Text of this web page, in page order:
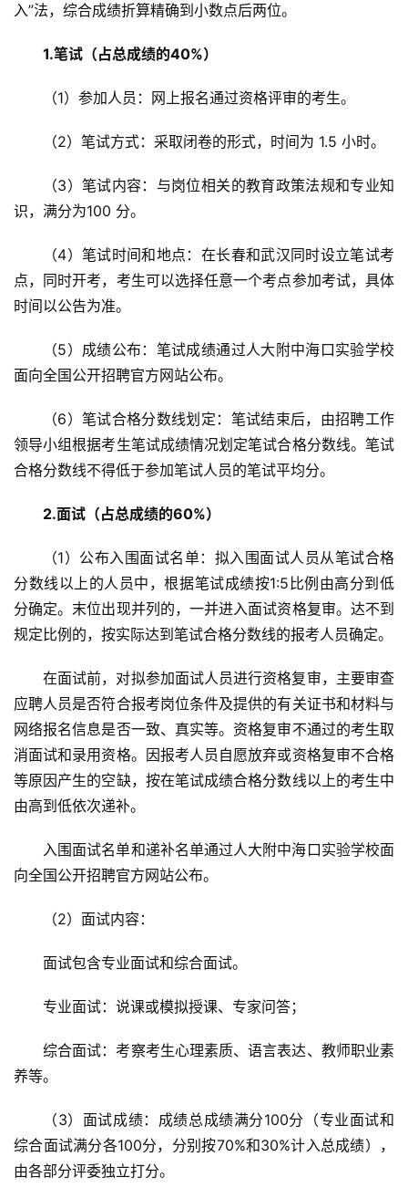
入”法，综合成绩折算精确到小数点后两位。
1.笔试（占总成绩的40%）
（1）参加人员：网上报名通过资格评审的考生。
（2）笔试方式：采取闭卷的形式，时间为 1.5 小时。
（3）笔试内容：与岗位相关的教育政策法规和专业知
识，满分为100 分。
（4）笔试时间和地点：在长春和武汉同时设立笔试考
点，同时开考，考生可以选择任意一个考点参加考试，具体
时间以公告为准。
（5）成绩公布：笔试成绩通过人大附中海口实验学校
面向全国公开招聘官方网站公布。
（6）笔试合格分数线划定：笔试结束后，由招聘工作
领导小组根据考生笔试成绩情况划定笔试合格分数线。笔试
合格分数线不得低于参加笔试人员的笔试平均分。
2.面试（占总成绩的60%）
（1）公布入围面试名单：拟入围面试人员从笔试合格
分数线以上的人员中，根据笔试成绩按1:5比例由高分到低
分确定。末位出现并列的，一并进入面试资格复审。达不到
规定比例的，按实际达到笔试合格分数线的报考人员确定。
在面试前，对拟参加面试人员进行资格复审，主要审查
应聘人员是否符合报考岗位条件及提供的有关证书和材料与
网络报名信息是否一致、真实等。资格复审不通过的考生取
消面试和录用资格。因报考人员自愿放弃或资格复审不合格
等原因产生的空缺，按在笔试成绩合格分数线以上的考生中
由高到低依次递补。
入围面试名单和递补名单通过人大附中海口实验学校面
向全国公开招聘官方网站公布。
（2）面试内容：
面试包含专业面试和综合面试。
专业面试：说课或模拟授课、专家问答；
综合面试：考察考生心理素质、语言表达、教师职业素
养等。
（3）面试成绩：成绩总成绩满分100分（专业面试和
综合面试满分各100分，分别按70%和30%计入总成绩），
由各部分评委独立打分。